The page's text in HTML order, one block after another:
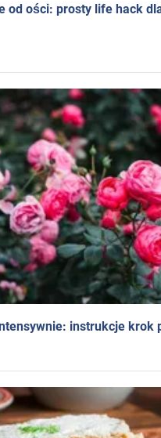
od ości: prosty life hack
instrukcje krok